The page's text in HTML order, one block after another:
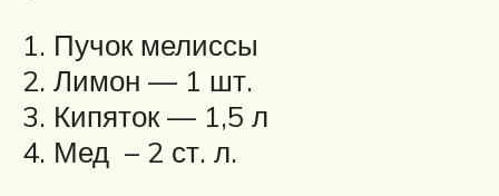
Пучок мелиссы
Лимон — 1 шт.
Кипяток — 1,5 л
Мед – 2 ст. л.